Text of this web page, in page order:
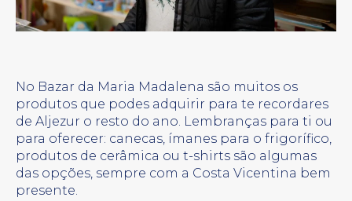
No Bazar da Maria Madalena são muitos os
produtos que podes adquirir para te recordares
de Aljezur o resto do ano. Lembranças para ti ou
para oferecer: canecas, ímanes para o frigorífico,
produtos de cerâmica ou t-shirts são algumas
das opções, sempre com a Costa Vicentina bem
presente.